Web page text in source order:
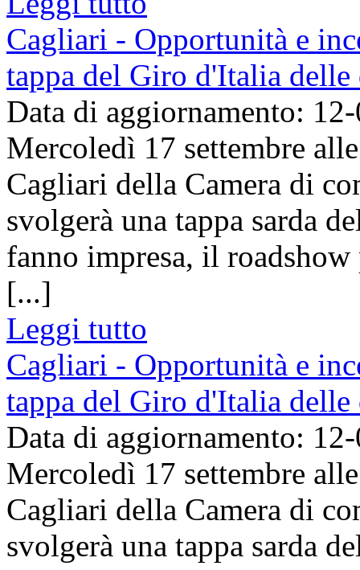
Cagliari - Opportunità e
tappa del Giro d'Italia delle
Data di aggiornamento:
Mercoledì 17 settembre
Cagliari della Camera di
svolgerà una tappa sarda
fanno impresa, il
[...]
Leggi tutto
Cagliari - Opportunità e
tappa del Giro d'Italia delle
Data di aggiornamento:
Mercoledì 17 settembre
Cagliari della Camera di
svolgerà una tappa sarda